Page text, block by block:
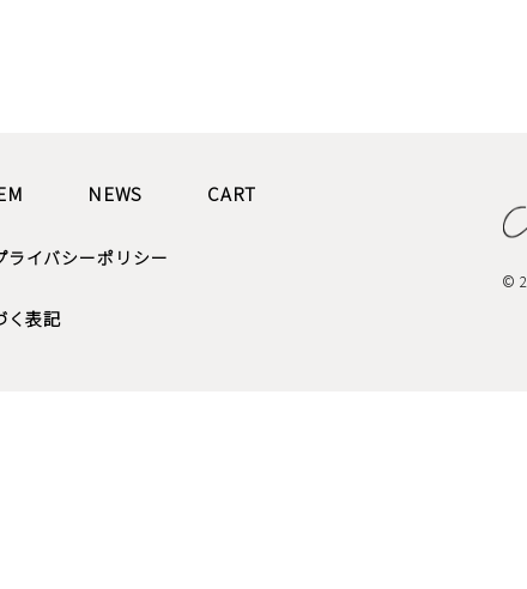
NEWS CART
ライバシーポリシー
く表記
©